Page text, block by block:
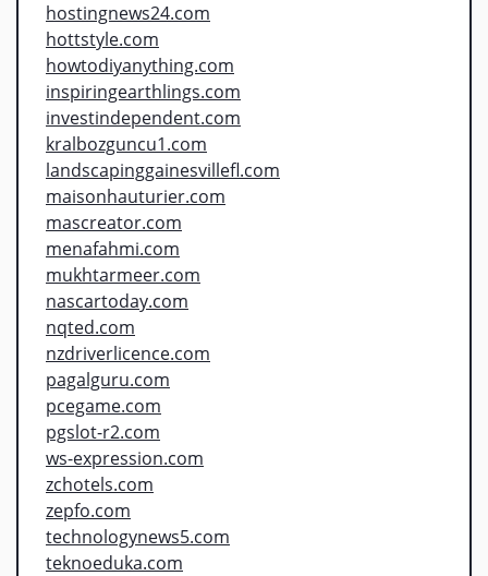
hostingnews24.com
hottstyle.com
howtodiyanything.com
inspiringearthlings.com
investindependent.com
kralbozguncu1.com
landscapinggainesvillefl.com
maisonhauturier.com
mascreator.com
menafahmi.com
mukhtarmeer.com
nascartoday.com
nqted.com
nzdriverlicence.com
pagalguru.com
pcegame.com
pgslot-r2.com
ws-expression.com
zchotels.com
zepfo.com
technologynews5.com
teknoeduka.com